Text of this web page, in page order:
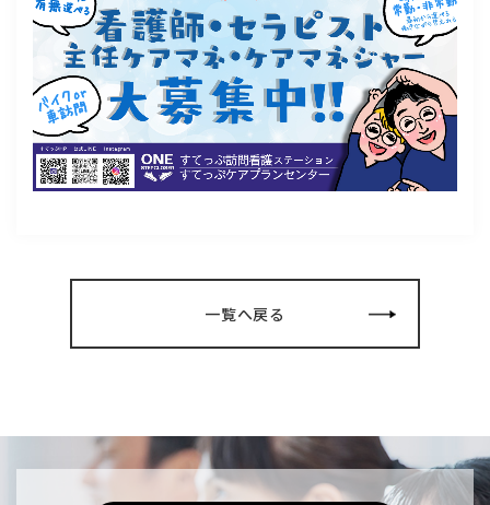
一覧へ戻る